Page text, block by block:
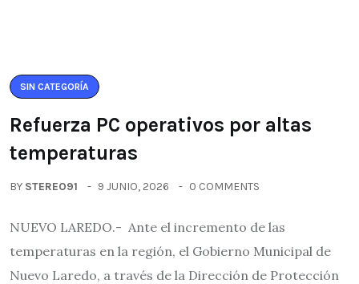
SIN CATEGORÍA
Refuerza PC operativos por altas
temperaturas
BY STEREO91 9 JUNIO, 2026 0 COMMENTS
NUEVO LAREDO.- Ante el incremento de las
temperaturas en la región, el Gobierno Municipal de
Nuevo Laredo, a través de la Dirección de Protección